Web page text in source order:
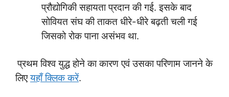
प्रौद्योगिकी सहायता प्रदान की गई. इसके बाद
सोवियत संघ की ताकत धीरे-धीरे बढ़ती चली गई
जिसको रोक पाना असंभव था.
प्रथम विश्व युद्ध होने का कारण एवं उसका परिणाम जानने के
लिएयहाँ क्लिक करें.